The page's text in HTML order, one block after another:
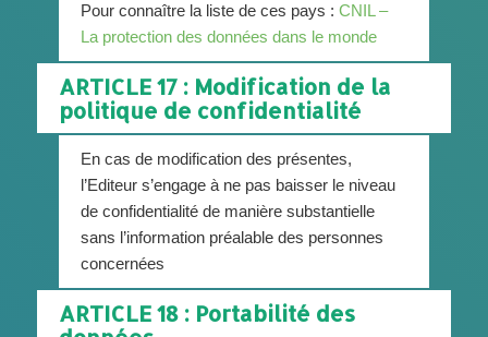
Pour connaître la liste de ces pays : CNIL –
La protection des données dans le monde
ARTICLE 17 : Modification de la
politique de confidentialité
En cas de modification des présentes,
l’Editeur s’engage à ne pas baisser le niveau
de confidentialité de manière substantielle
sans l’information préalable des personnes
concernées
ARTICLE 18 : Portabilité des